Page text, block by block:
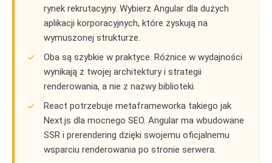
rynek rekrutacyjny. Wybierz Angular dla dużych
aplikacji korporacyjnych, które zyskują na
wymuszonej strukturze.
Oba są szybkie w praktyce. Różnice w wydajności
wynikają z twojej architektury i strategii
renderowania, a nie z nazwy biblioteki.
React potrzebuje metaframeworka takiego jak
Next.js dla mocnego SEO. Angular ma wbudowane
SSR i prerendering dzięki swojemu oficjalnemu
wsparciu renderowania po stronie serwera.